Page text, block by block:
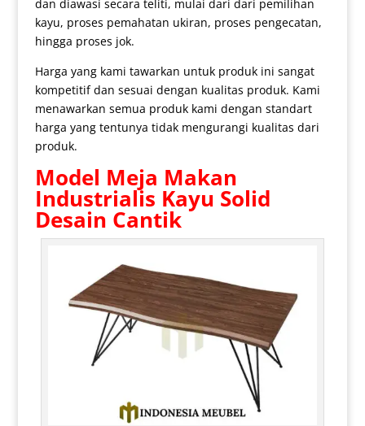
dan diawasi secara teliti, mulai dari dari pemilihan
kayu, proses pemahatan ukiran, proses pengecatan,
hingga proses jok.
Harga yang kami tawarkan untuk produk ini sangat
kompetitif dan sesuai dengan kualitas produk. Kami
menawarkan semua produk kami dengan standart
harga yang tentunya tidak mengurangi kualitas dari
produk.
Model Meja Makan
Industrialis Kayu Solid
Desain Cantik